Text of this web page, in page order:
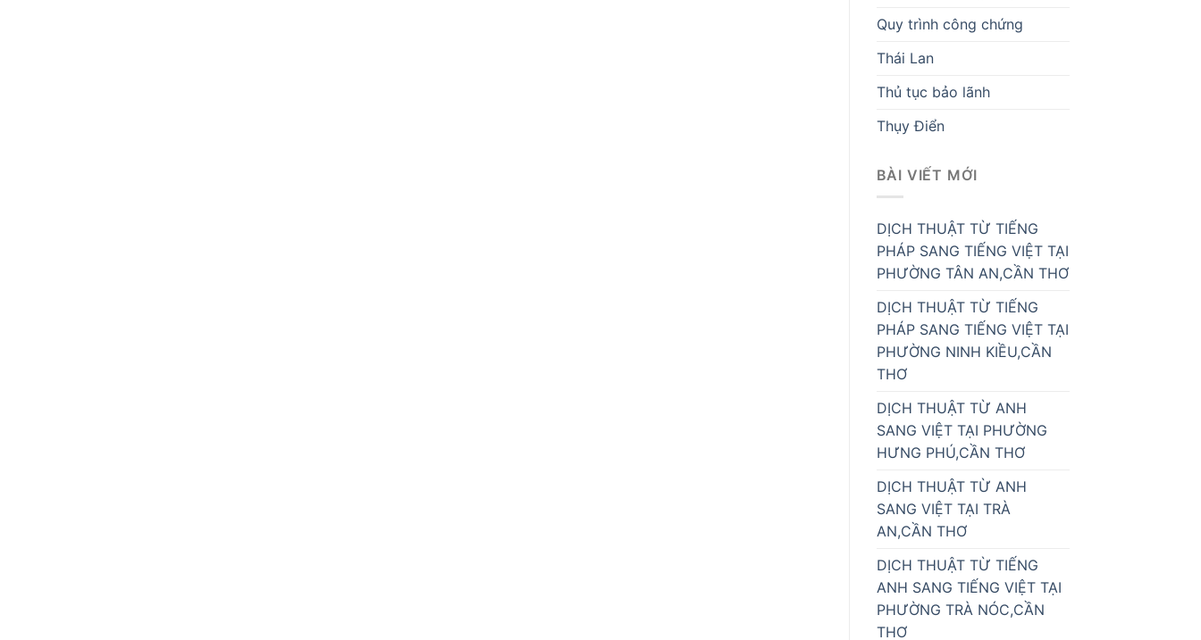
Quy trình công chứng
Thái Lan
Thủ tục bảo lãnh
Thụy Điển
BÀI VIẾT MỚI
DỊCH THUẬT TỪ TIẾNG
PHÁP SANG TIẾNG VIỆT TẠI
PHƯỜNG TÂN AN,CẦN THƠ
DỊCH THUẬT TỪ TIẾNG
PHÁP SANG TIẾNG VIỆT TẠI
PHƯỜNG NINH KIỀU,CẦN
THƠ
DỊCH THUẬT TỪ ANH
SANG VIỆT TẠI PHƯỜNG
HƯNG PHÚ,CẦN THƠ
DỊCH THUẬT TỪ ANH
SANG VIỆT TẠI TRÀ
AN,CẦN THƠ
DỊCH THUẬT TỪ TIẾNG
ANH SANG TIẾNG VIỆT TẠI
PHƯỜNG TRÀ NÓC,CẦN
THƠ